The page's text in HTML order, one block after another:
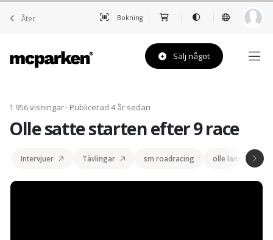
Åter Bokning
Sälj något
1 956 visningar · Publicerad 4 år sedan
Olle satte starten efter 9 race
Intervjuer Tävlingar sm roadracing olle lampinen